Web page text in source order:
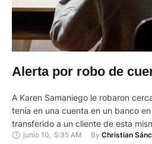
Alerta por robo de
A Karen Samaniego le robaron
tenía en una cuenta en un banco
transferido a un cliente de esta
pero que está en Manta. Ella
junio 10 5:35 AM By Christian